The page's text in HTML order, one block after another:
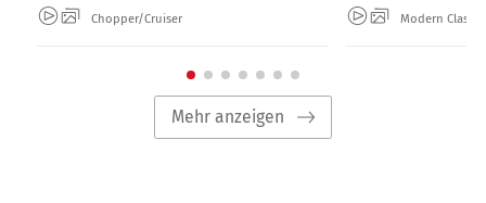
Chopper/Cruiser Modern Classic
Mehr anzeigen